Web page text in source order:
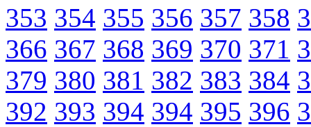
353 354 355 356 357 358
366 367 368 369 370 371
379 380 381 382 383 384
392 393 394 394 395 396